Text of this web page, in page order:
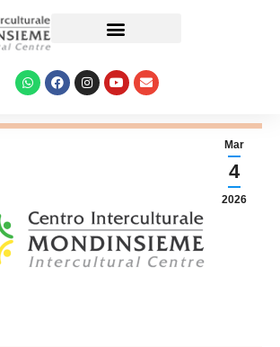
Mar
4
2026